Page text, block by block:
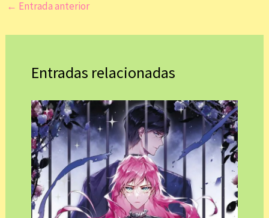
← Entrada anterior
Entradas relacionadas